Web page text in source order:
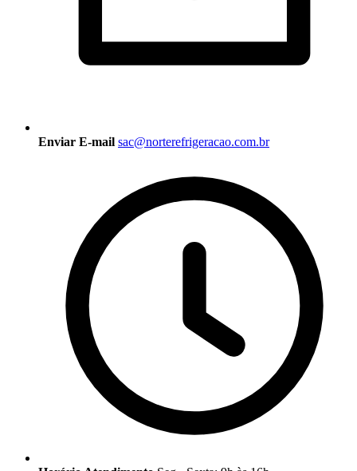
Enviar E-mail sac@norterefrigeracao.com.br